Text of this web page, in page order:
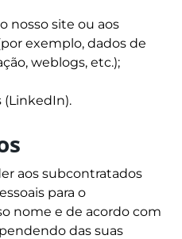
nosso site ou aos
exemplo, dados de
weblogs, etc.);
(LinkedIn).
aos subcontratados
para o
nome e de acordo com
das suas